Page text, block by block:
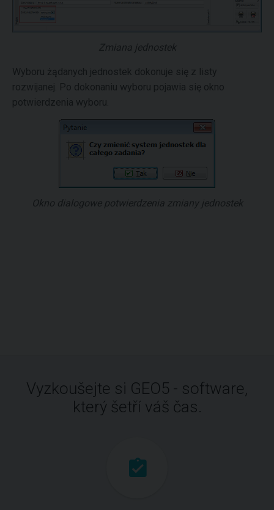
Zmiana jednostek
Wyboru żądanych jednostek dokonuje się z listy
rozwijanej. Po dokonaniu wyboru pojawia się okno
potwierdzenia wyboru.
Okno dialogowe potwierdzenia zmiany jednostek
Vyzkoušejte si GEO5 - software,
který šetří váš čas.